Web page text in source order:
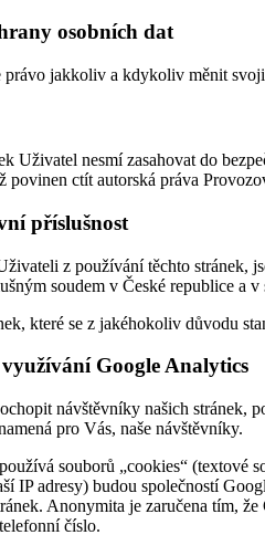
osobních dat
jakkoliv a kdykoliv měnit
Uživatel nesmí zasahovat do
povinen ctít autorská práva
příslušnost
z používání těchto stránek,
soudem v České republice a
které se z jakéhokoliv důvodu
Google Analytics
návštěvníky našich stránek,
pro Vás, naše návštěvníky.
souborů „cookies“ (textové
IP adresy) budou společností
Anonymita je zaručena tím,
číslo.